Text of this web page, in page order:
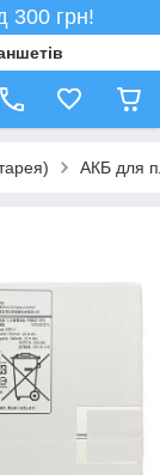
300 грн!
АКБ для